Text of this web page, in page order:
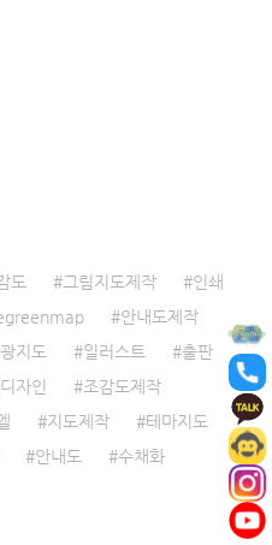
리
도 그림지도제작
인쇄
안내도제작
지도 일러스트
출판
디자인
조감도제작
지도제작
테마지도
안내도 수채화